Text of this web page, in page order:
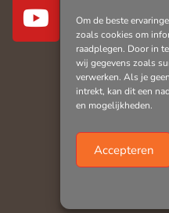
Om de beste
zoals cookies om
raadplegen. Door in
wij gegevens zoals
verwerken. Als je
intrekt, kan dit een
en mogelijkheden.
Accepteren